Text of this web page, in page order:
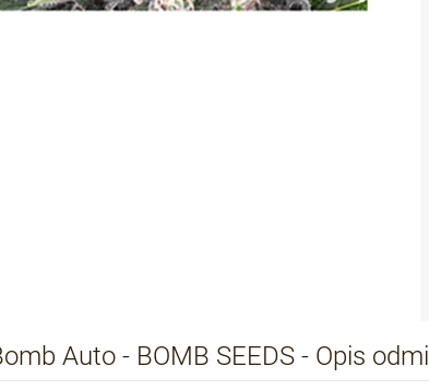
Auto - BOMB SEEDS - Opis